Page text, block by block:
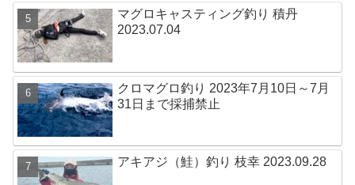
マグロキャスティング釣り 積丹
2023.07.04
クロマグロ釣り 2023年7月10日～7月
31日まで採捕禁止
アキアジ（鮭）釣り 枝幸 2023.09.28